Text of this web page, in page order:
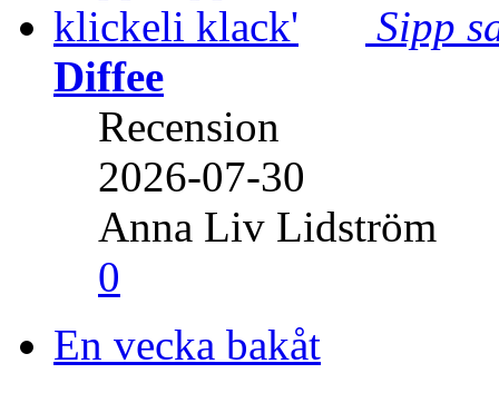
Sipp
Diffee
Recension
2026-07-30
Anna Liv Lidström
0
En vecka bakåt